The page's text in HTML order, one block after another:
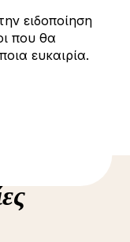
ειδοποίηση
που θα
ευκαιρία.